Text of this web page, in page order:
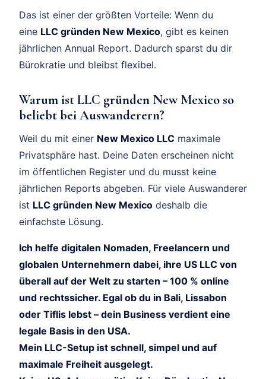
Das ist einer der größten Vorteile: Wenn du
eine LLC gründen New Mexico, gibt es keinen
jährlichen Annual Report. Dadurch sparst du dir
Bürokratie und bleibst flexibel.
Warum ist LLC gründen New Mexico so
beliebt bei Auswanderern?
Weil du mit einer New Mexico LLC maximale
Privatsphäre hast. Deine Daten erscheinen nicht
im öffentlichen Register und du musst keine
jährlichen Reports abgeben. Für viele Auswanderer
ist LLC gründen New Mexico deshalb die
einfachste Lösung.
Ich helfe digitalen Nomaden, Freelancern und
globalen Unternehmern dabei, ihre US LLC von
überall auf der Welt zu starten – 100 % online
und rechtssicher. Egal ob du in Bali, Lissabon
oder Tiflis lebst – dein Business verdient eine
legale Basis in den USA.
Mein LLC-Setup ist schnell, simpel und auf
maximale Freiheit ausgelegt.